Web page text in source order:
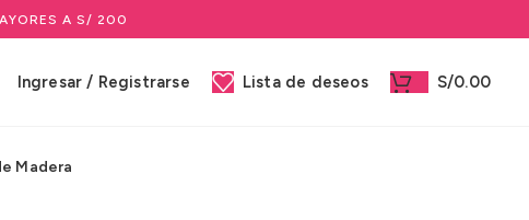
A S/ 200
Ingresar / Registrarse Lista de deseos S/0.00
Madera